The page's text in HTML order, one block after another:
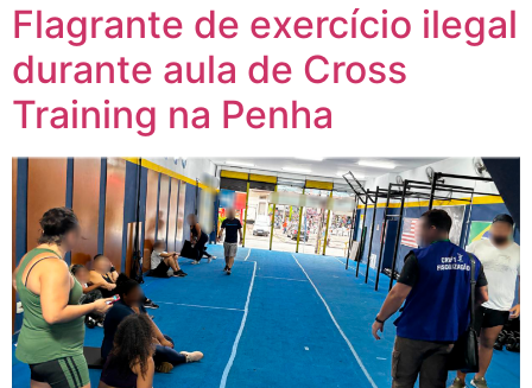
Flagrante de exercício ilegal
durante aula de Cross
Training na Penha